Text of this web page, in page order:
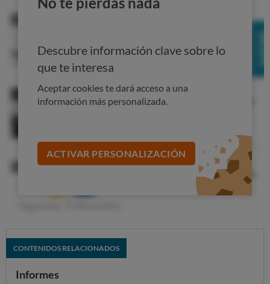
acumulada. Esto hace que se trate de un producto que
Si puedes prescindir de tus ahorros algo más de tiempo,
plazo hay alternativas más interesantes, y sin necesidad
de correr riesgos innecesarios.
Si quieres obtener la máxima rentabilidad por tu dinero,
lo mejor es seguir los consejos independientes, expertos
y personalizados de OCU Inversiones: allí encontrarás
información sobre las posibilidades de ahorro e
Descubre información clave sobre lo
que te interesa
Aceptar cookies te dará acceso a una
información más personalizada.
ACTIVAR PERSONALIZACIÓN
CONTENIDOS RELACIONADOS
Informes